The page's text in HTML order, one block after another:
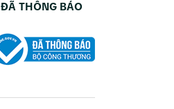
ĐÃ THÔNG BÁO